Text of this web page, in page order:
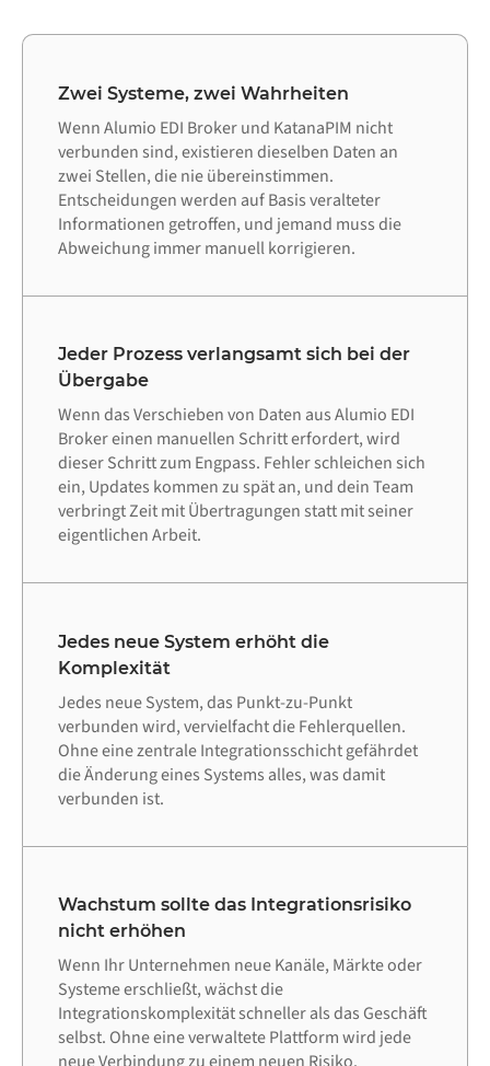
Zwei Systeme, zwei Wahrheiten
Wenn Alumio EDI Broker und KatanaPIM nicht
verbunden sind, existieren dieselben Daten an
zwei Stellen, die nie übereinstimmen.
Entscheidungen werden auf Basis veralteter
Informationen getroffen, und jemand muss die
Abweichung immer manuell korrigieren.
Jeder Prozess verlangsamt sich bei der
Übergabe
Wenn das Verschieben von Daten aus Alumio EDI
Broker einen manuellen Schritt erfordert, wird
dieser Schritt zum Engpass. Fehler schleichen sich
ein, Updates kommen zu spät an, und dein Team
verbringt Zeit mit Übertragungen statt mit seiner
eigentlichen Arbeit.
Jedes neue System erhöht die
Komplexität
Jedes neue System, das Punkt-zu-Punkt
verbunden wird, vervielfacht die Fehlerquellen.
Ohne eine zentrale Integrationsschicht gefährdet
die Änderung eines Systems alles, was damit
verbunden ist.
Wachstum sollte das Integrationsrisiko
nicht erhöhen
Wenn Ihr Unternehmen neue Kanäle, Märkte oder
Systeme erschließt, wächst die
Integrationskomplexität schneller als das Geschäft
selbst. Ohne eine verwaltete Plattform wird jede